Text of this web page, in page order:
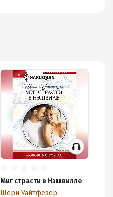
Миг страсти в Нэшвилле
Шери Уайтфезер